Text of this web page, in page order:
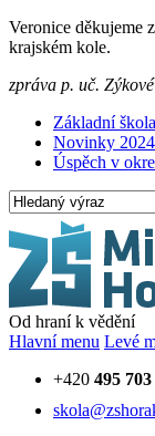
Veronice děkujeme
krajském kole.
zpráva p. uč. Zýkové
Základní
Novinky
Úspěch v
Od hraní k vědění
Hlavní menu Levé
+420 495